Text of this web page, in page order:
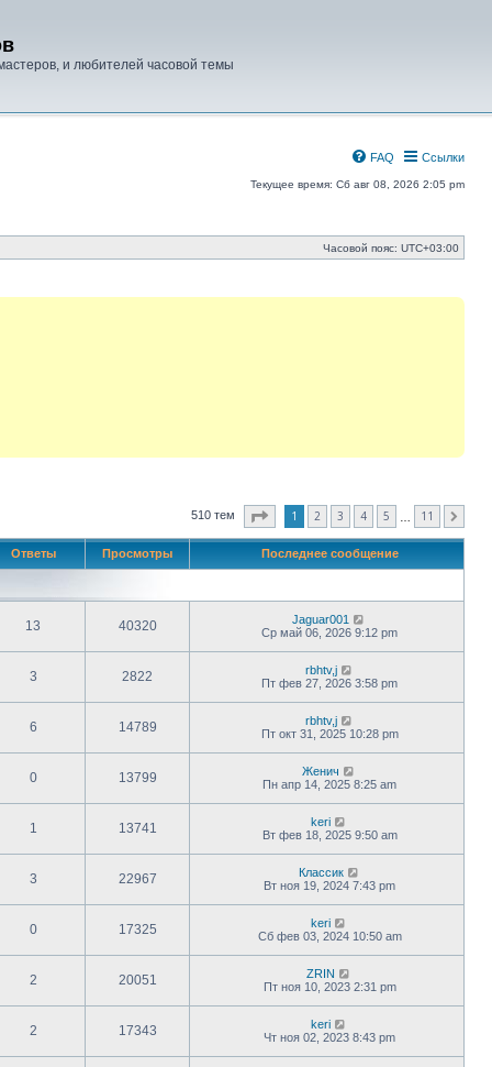
и любителей часовой темы
Ссылки
FAQ
Текущее время: Сб авг 08, 2026 2:05 pm
Часовой пояс: UTC+03:00
510 тем Страница из11
1 2 3 4 5 11
Ответы Просмотры Последнее сообщение
13 40320
Jaguar001
Ср май 06, 2026 9:12 pm
3 2822
rbhtv,j
Пт фев 27, 2026 3:58 pm
6 14789
rbhtv,j
Пт окт 31, 2025 10:28 pm
0 13799
Женич
Пн апр 14, 2025 8:25 am
1 13741
keri
Вт фев 18, 2025 9:50 am
3 22967
Классик
Вт ноя 19, 2024 7:43 pm
0 17325
keri
Сб фев 03, 2024 10:50 am
2 20051
ZRIN
Пт ноя 10, 2023 2:31 pm
2 17343
keri
Чт ноя 02, 2023 8:43 pm